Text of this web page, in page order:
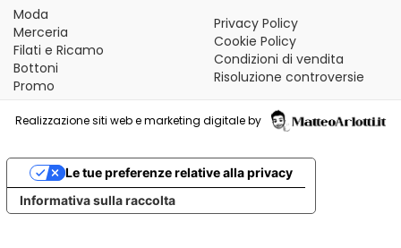
Moda
Merceria
Filati e Ricamo
Bottoni
Promo
Privacy Policy
Cookie Policy
Condizioni di vendita
Risoluzione controversie
Realizzazione siti web e marketing digitale by
Informativa sulla raccolta
Le tue preferenze relative alla privacy